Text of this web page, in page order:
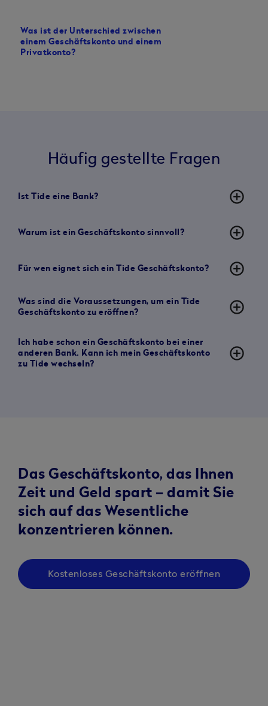
Was ist der Unterschied zwischen
einem Geschäftskonto und einem
Privatkonto?
Häufig gestellte Fragen
Ist Tide eine Bank? add_circle_outline
Warum ist ein Geschäftskonto sinnvoll? add_circle_outline
Für wen eignet sich ein Tide Geschäftskonto? add_circle_outline
Was sind die Voraussetzungen, um ein Tide
Geschäftskonto zu eröffnen?
add_circle_outline
Ich habe schon ein Geschäftskonto bei einer
anderen Bank. Kann ich mein Geschäftskonto
zu Tide wechseln?
add_circle_outline
Das Geschäftskonto, das Ihnen
Zeit und Geld spart – damit Sie
sich auf das Wesentliche
konzentrieren können.
Kostenloses Geschäftskonto eröffnen